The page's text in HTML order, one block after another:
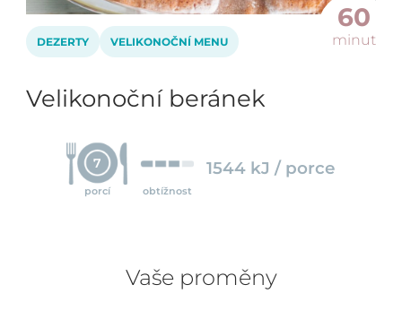
60
minut
DEZERTY VELIKONOČNÍ MENU
Velikonoční beránek
7
porcí obtížnost
1544 kJ / porce
Vaše proměny